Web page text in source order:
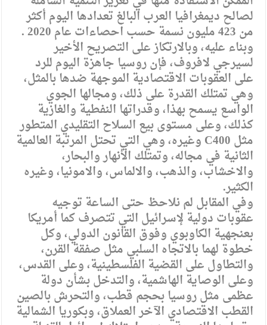
لصالح ديمغرافيا العرب البالغ تعدادها اليوم أكثر
من 423 مليون نسمة حسب احصاءات عام 2020 .
وبناء عليه، وبالارتكاز على التصريح الأخير
لسيرجي لافروف، فإن روسيا جاهزة اليوم للرد
على العقوبات الاقتصادية الموجهة ضدها بالمثل،
وهي تمتلك القدرة على ذلك، ومجالها الجوي
الواسع يسمح بهذا، وقدراتها النفطية والغازية
كذلك، وعلى مستوى بيع السلاح التقليدي المتطور
مثل C400 وغيره، وهي التي تحتل المرتبة العالمية
الثانية في مجاله، وتمتلك الأنهار والبحار،
والاخشاب، والذهب، والالماس، والامونيا، وغيره
الكثير.
وفي المقابل لم نلاحظ حتى الساعة توجيه
عقوبات دولية لإسرائيل التي تتصرف كما أمريكا
بعنجهية الكاوبوي وفوق القانون الدولي، وكل
خطوة لهما بالاتجاه السلبي مثل صفقة القرن،
والتطاول على القضية الفلسطينية، وعلى القدس،
وعلى الوصاية الهاشمية، والتدخل بشأن دولة
عظمى مثل روسيا بحجم قطب، والتحرش بالصين
القطب الاقتصادي الآخر العملاق، وبكوريا الشمالية